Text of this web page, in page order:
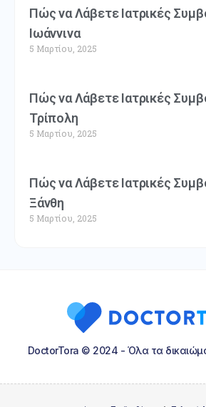
Πώς να Λάβετε Ιατρικές
Ιωάννινα
5 Μαρτίου, 2025
Πώς να Λάβετε Ιατρικές
Τρίπολη
5 Μαρτίου, 2025
Πώς να Λάβετε Ιατρικές
Ξάνθη
5 Μαρτίου, 2025
DoctorTora © 2024 - Όλα τα